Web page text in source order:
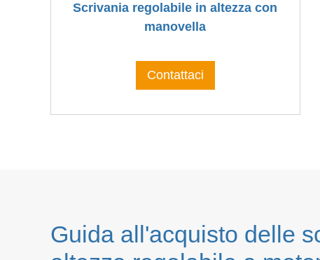
Scrivania regolabile in altezza con
manovella
Contattaci
Guida all'acquisto delle